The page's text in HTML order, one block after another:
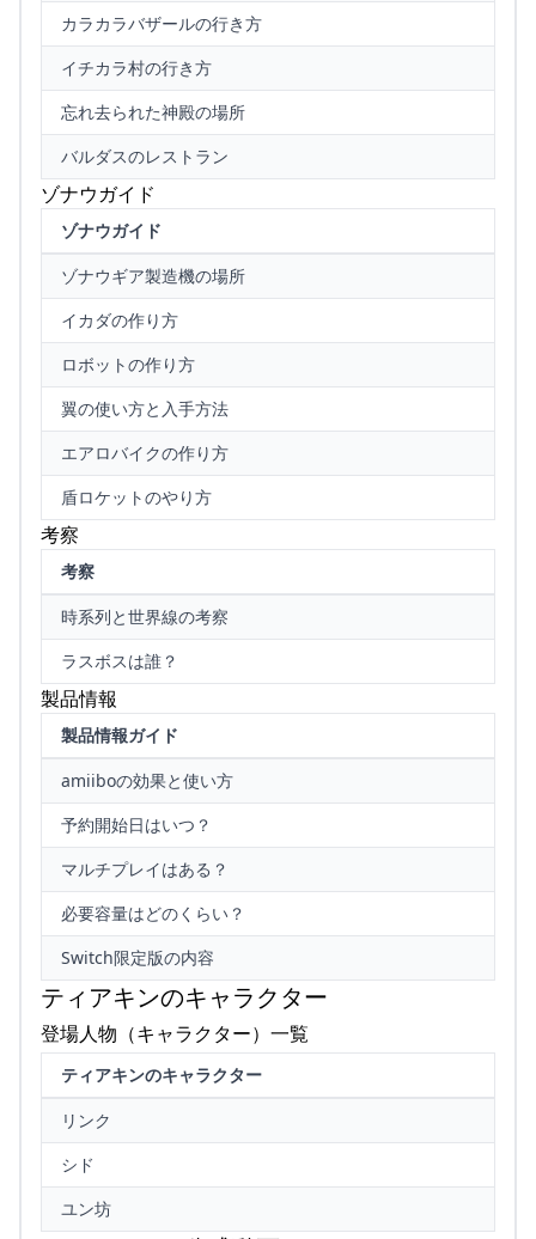
カラカラバザールの行き方
イチカラ村の行き方
忘れ去られた神殿の場所
バルダスのレストラン
ゾナウガイド
ゾナウガイド
ゾナウギア製造機の場所
イカダの作り方
ロボットの作り方
翼の使い方と入手方法
エアロバイクの作り方
盾ロケットのやり方
考察
考察
時系列と世界線の考察
ラスボスは誰？
製品情報
製品情報ガイド
amiiboの効果と使い方
予約開始日はいつ？
マルチプレイはある？
必要容量はどのくらい？
Switch限定版の内容
ティアキンのキャラクター
登場人物（キャラクター）一覧
ティアキンのキャラクター
リンク
シド
ユン坊